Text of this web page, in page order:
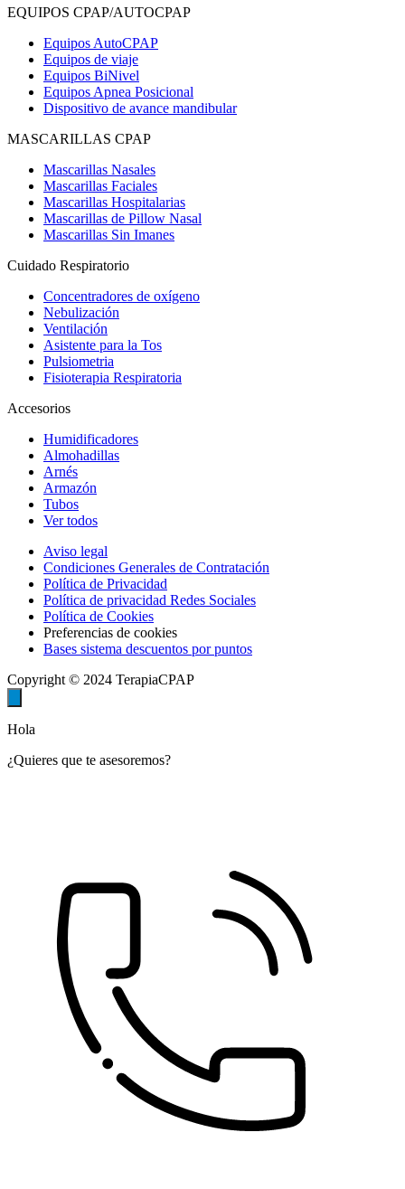
EQUIPOS CPAP/AUTOCPAP
Equipos AutoCPAP
Equipos de viaje
Equipos BiNivel
Equipos Apnea Posicional
Dispositivo de avance mandibular
MASCARILLAS CPAP
Mascarillas Nasales
Mascarillas Faciales
Mascarillas Hospitalarias
Mascarillas de Pillow Nasal
Mascarillas Sin Imanes
Cuidado Respiratorio
Concentradores de oxígeno
Nebulización
Ventilación
Asistente para la Tos
Pulsiometria
Fisioterapia Respiratoria
Accesorios
Humidificadores
Almohadillas
Arnés
Armazón
Tubos
Ver todos
Aviso legal
Condiciones Generales de Contratación
Política de Privacidad
Política de privacidad Redes Sociales
Política de Cookies
Preferencias de cookies
Bases sistema descuentos por puntos
Copyright © 2024 TerapiaCPAP
Hola
¿Quieres que te asesoremos?